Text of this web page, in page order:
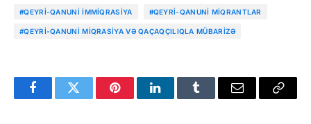
#QEYRI-QANUNI IMMIQRASIYA #QEYRI-QANUNI MIQRANTLAR
#QEYRI-QANUNI MIQRASIYA VƏ QAÇAQÇILIQLA MÜBARIZƏ
FacebookTwitter PinterestLinkedInTumblr Email
Copy